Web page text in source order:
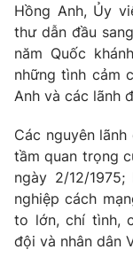
Nguyễn Trọng Ninh
Tổng đài VTV:
Ðiện thoại Thời báo
Email:
Liên hệ quảng cáo:
Hồng Anh, Ủy
thư dẫn đầu
năm Quốc
những tình cảm
Anh và các lãnh
Các nguyên
tầm quan trọng
ngày 2/12/
nghiệp cách
to lớn, chí tình,
đội và nhân dân